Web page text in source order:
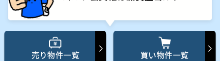
売り物件一覧 買い物件一覧